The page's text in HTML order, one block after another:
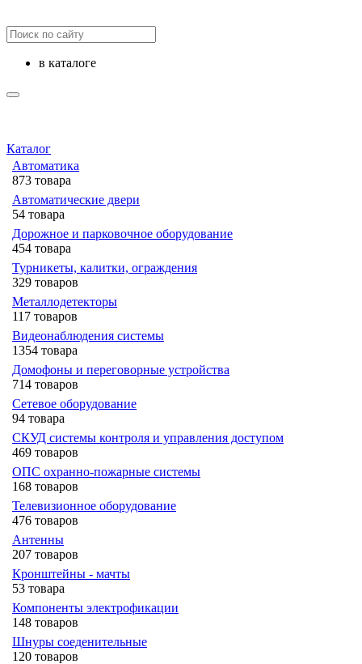
в каталоге
Каталог
Автоматика
873 товара
Автоматические двери
54 товара
Дорожное и парковочное оборудование
454 товара
Турникеты, калитки, ограждения
329 товаров
Металлодетекторы
117 товаров
Видеонаблюдения cистемы
1354 товара
Домофоны и переговорные устройства
714 товаров
Сетевое оборудование
94 товара
СКУД системы контроля и управления доступом
469 товаров
ОПС охранно-пожарные системы
168 товаров
Телевизионное оборудование
476 товаров
Антенны
207 товаров
Кронштейны - мачты
53 товара
Компоненты электрофикации
148 товаров
Шнуры соеденительные
120 товаров